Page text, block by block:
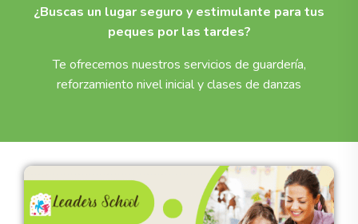
¿Buscas un lugar seguro y estimulante para tus
peques por las tardes?
Te ofrecemos nuestros servicios de guardería,
reforzamiento nivel inicial y clases de danzas